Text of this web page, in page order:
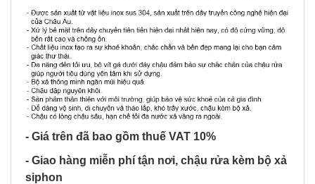
- Giá trên đã bao gồm thuế VAT 10%
- Giao hàng miễn phí tận nơi, chậu rửa kèm bộ xả
siphon